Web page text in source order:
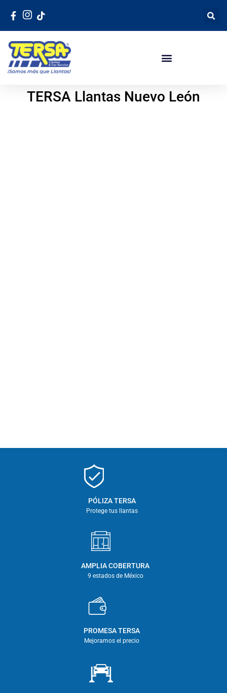
TERSA Llantas Nuevo León
PÓLIZA TERSA
Protege tus llantas
AMPLIA COBERTURA
9 estados de México
PROMESA TERSA
Mejoramos el precio